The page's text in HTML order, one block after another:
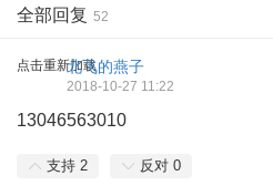
全部回复 52
点击重新加载北飞的燕子
2018-10-27 11:22
13046563010
支持 2 反对 0